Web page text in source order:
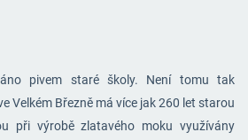
pivem staré školy. Není tomu tak
Velkém Březně má více jak 260 let starou
při výrobě zlatavého moku využívány